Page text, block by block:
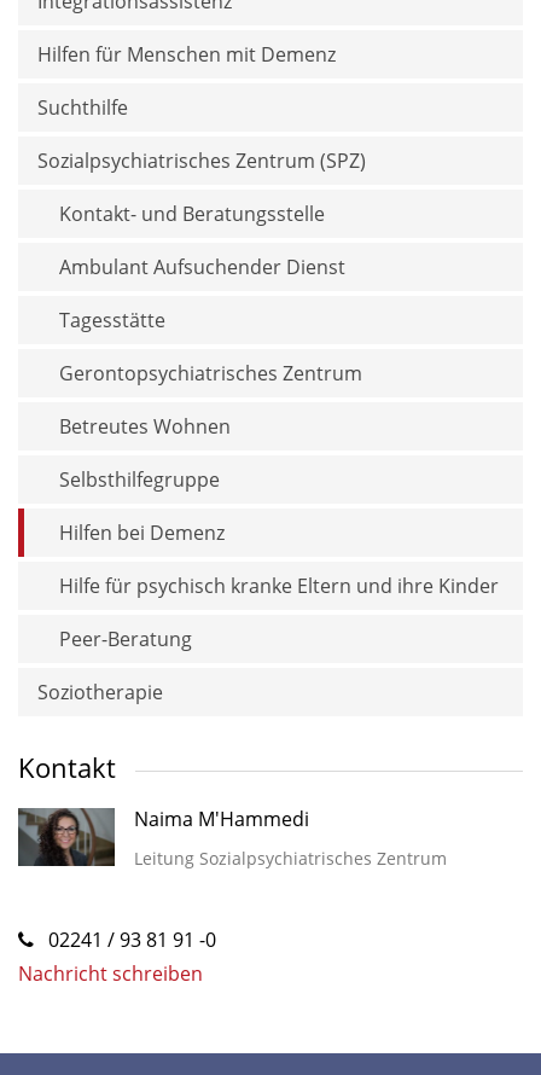
Hilfen für Menschen mit Demenz
Suchthilfe
Sozialpsychiatrisches Zentrum (SPZ)
Kontakt- und Beratungs­stelle
Ambulant Aufsuchender Dienst
Tagesstätte
Gerontopsychiatrisches Zentrum
Betreutes Wohnen
Selbsthilfegruppe
Hilfen bei Demenz
Hilfe für psychisch kranke Eltern und ihre Kinder
Peer-Beratung
Soziotherapie
Kontakt
Naima M'Hammedi
Leitung Sozialpsychiatrisches Zentrum
02241 / 93 81 91 -0
Nachricht schreiben